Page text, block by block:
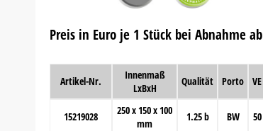
Preis in Euro je 1 Stück bei Abnahme ab
Artikel-Nr.
Innenmaß
LxBxH
Qualität Porto VE
15219028
250 x 150 x 100
mm
1.25 b BW 50